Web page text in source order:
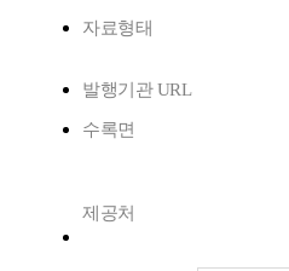
자료형태
발행기관 URL
수록면
제공처